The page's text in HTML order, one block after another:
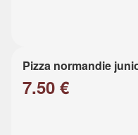
Pizza normandie
7.50 €